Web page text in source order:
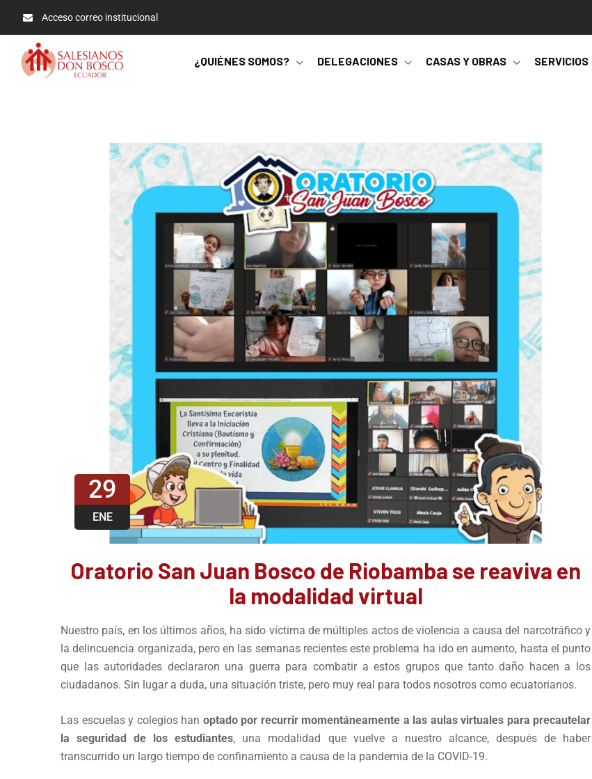
Acceso correo institucional
¿QUIÉNES SOMOS? DELEGACIONES CASAS Y OBRAS SERVICIOS
29
ENE
Oratorio San Juan Bosco de Riobamba se reaviva en
la modalidad virtual
Nuestro país, en los últimos años, ha sido víctima de múltiples actos de violencia a causa del narcotráfico y
la delincuencia organizada, pero en las semanas recientes este problema ha ido en aumento, hasta el punto
que las autoridades declararon una guerra para combatir a estos grupos que tanto daño hacen a los
ciudadanos. Sin lugar a duda, una situación triste, pero muy real para todos nosotros como ecuatorianos.
Las escuelas y colegios han optado por recurrir momentáneamente a las aulas virtuales para precautelar
la seguridad de los estudiantes, una modalidad que vuelve a nuestro alcance, después de haber
transcurrido un largo tiempo de confinamiento a causa de la pandemia de la COVID-19.